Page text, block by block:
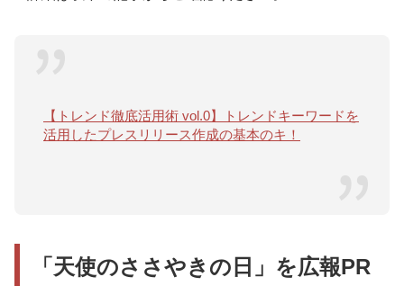
【トレンド徹底活用術 vol.0】トレンドキーワードを
活用したプレスリリース作成の基本のキ！
「天使のささやきの日」を広報PR